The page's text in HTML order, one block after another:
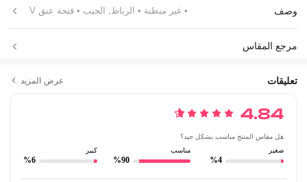
وصف • غير مبطنة • الرباط, الجيب • فتحة عنق V
مرجع المقاس
تعليقات عرض المزيد
4.84
هل مقاس المنتج مناسب بشكل جيد؟
صغير
%4
مناسب
%90
كبير
%6